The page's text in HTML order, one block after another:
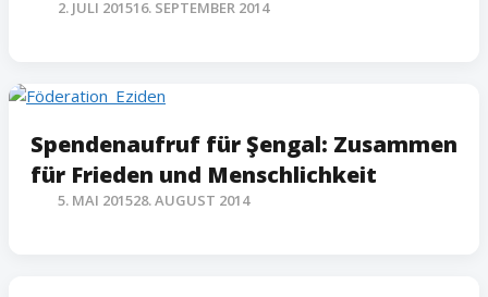
2. JULI 201516. SEPTEMBER 2014
Spendenaufruf für Şengal: Zusammen
für Frieden und Menschlichkeit
5. MAI 201528. AUGUST 2014